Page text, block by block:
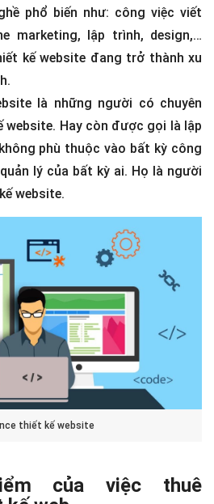
phổ biến như: công việc viết
marketing, lập trình, design,…
kế website đang trở thành xu
là những người có chuyên
website. Hay còn được gọi là lập
phù thuộc vào bất kỳ công
lý của bất kỳ ai. Họ là người
website.
thiết kế website
của việc thuê